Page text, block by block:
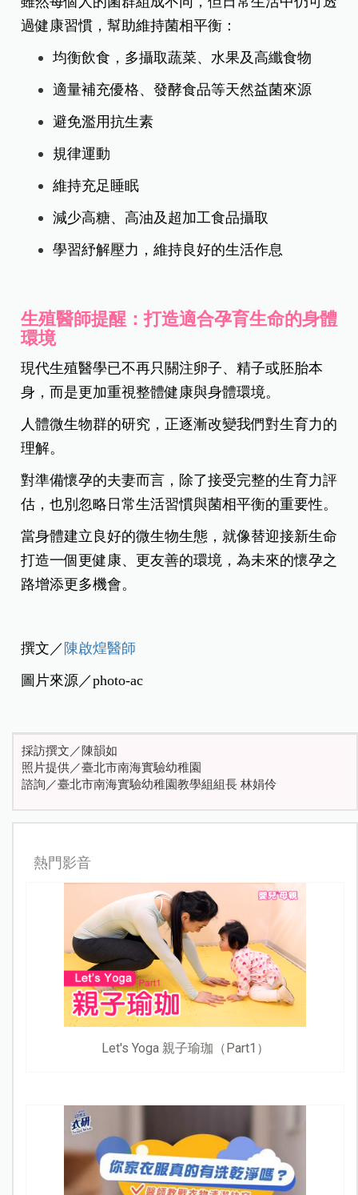
過健康習慣，幫助維持菌相平衡：
均衡飲食，多攝取蔬菜、水果及高纖食物
適量補充優格、發酵食品等天然益菌來源
避免濫用抗生素
規律運動
維持充足睡眠
減少高糖、高油及超加工食品攝取
學習紓解壓力，維持良好的生活作息
生殖醫師提醒：打造適合孕育生命的身體
環境
現代生殖醫學已不再只關注卵子、精子或胚胎本
身，而是更加重視整體健康與身體環境。
人體微生物群的研究，正逐漸改變我們對生育力的
理解。
對準備懷孕的夫妻而言，除了接受完整的生育力評
估，也別忽略日常生活習慣與菌相平衡的重要性。
當身體建立良好的微生物生態，就像替迎接新生命
打造一個更健康、更友善的環境，為未來的懷孕之
路增添更多機會。
撰文／ 陳啟煌醫師
圖片來源／photo-ac
採訪撰文／陳韻如
照片提供／臺北市南海實驗幼稚園
諮詢／臺北市南海實驗幼稚園教學組組長 林娟伶
熱門影音
Let's Yoga 親子瑜珈（Part1）